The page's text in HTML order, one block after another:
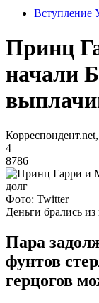
Вступление
Принц
начали
4
8786
Фото: Twitter
Деньги брались
Пара
фунтов
герцогов